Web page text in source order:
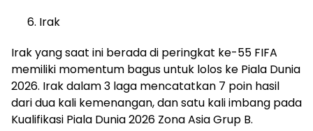
Irak
Irak yang saat ini berada di peringkat ke-55 FIFA
memiliki momentum bagus untuk lolos ke Piala Dunia
2026. Irak dalam 3 laga mencatatkan 7 poin hasil
dari dua kali kemenangan, dan satu kali imbang pada
Kualifikasi Piala Dunia 2026 Zona Asia Grup B.